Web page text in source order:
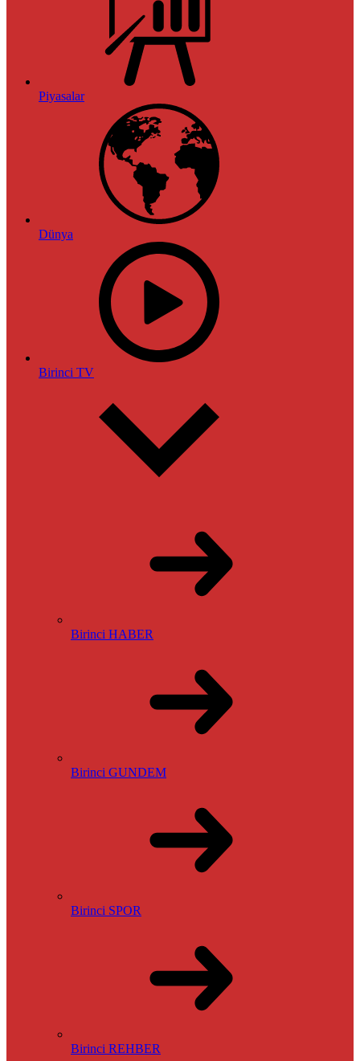
Piyasalar
Dünya
Birinci TV
Birinci HABER
Birinci GUNDEM
Birinci SPOR
Birinci REHBER